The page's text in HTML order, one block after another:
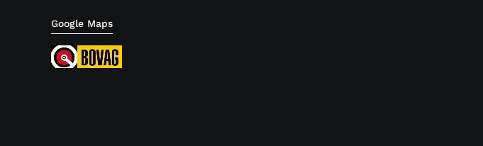
Google Maps